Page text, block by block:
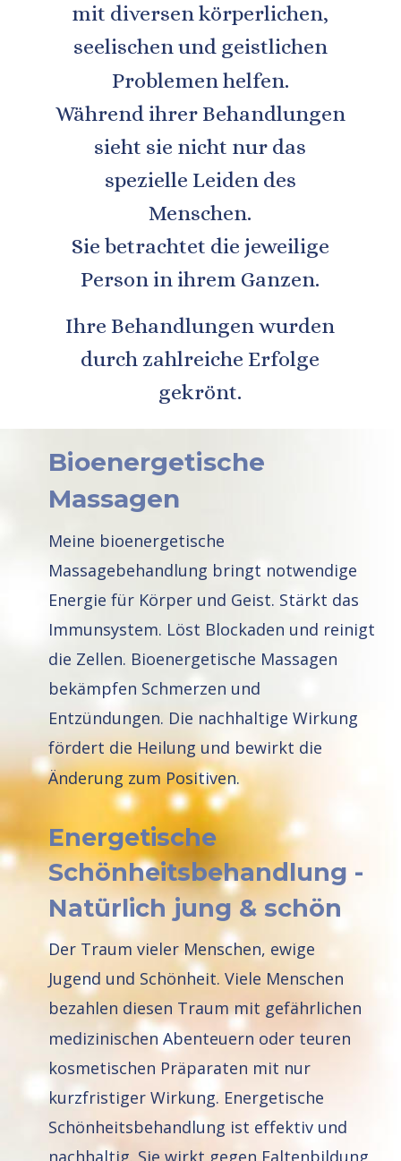
mit diversen körperlichen,
seelischen und geistlichen
Problemen helfen.
Während ihrer Behandlungen
sieht sie nicht nur das
spezielle Leiden des
Menschen.
Sie betrachtet die jeweilige
Person in ihrem Ganzen.
Ihre Behandlungen wurden
durch zahlreiche Erfolge
gekrönt.
Bioenergetische
Massagen
Meine bioenergetische
Massagebehandlung bringt notwendige
Energie für Körper und Geist. Stärkt das
Immunsystem. Löst Blockaden und reinigt
die Zellen. Bioenergetische Massagen
bekämpfen Schmerzen und
Entzündungen. Die nachhaltige Wirkung
fördert die Heilung und bewirkt die
Änderung zum Positiven.
Energetische
Schönheitsbehandlung -
Natürlich jung & schön
Der Traum vieler Menschen, ewige
Jugend und Schönheit. Viele Menschen
bezahlen diesen Traum mit gefährlichen
medizinischen Abenteuern oder teuren
kosmetischen Präparaten mit nur
kurzfristiger Wirkung. Energetische
Schönheitsbehandlung ist effektiv und
nachhaltig. Sie wirkt gegen Faltenbildung